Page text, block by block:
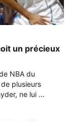
un précieux
NBA du
plusieurs
ne lui ...